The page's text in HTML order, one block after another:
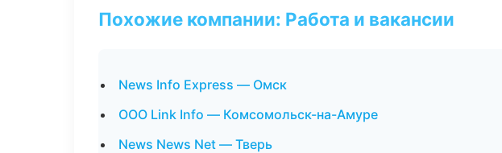
Похожие компании: Работа и вакансии
News Info Express — Омск
ООО Link Info — Комсомольск-на-Амуре
News News Net — Тверь